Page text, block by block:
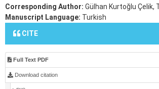
Corresponding Author: Gülhan Kurtoğlu Çelik,
Manuscript Language: Turkish
CITE
Full Text PDF
Download citation